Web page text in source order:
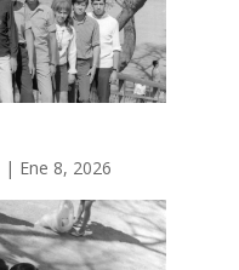
| Ene 8, 2026